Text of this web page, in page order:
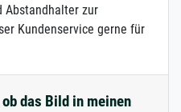
Abstandhalter zur
Kundenservice gerne für
das Bild in meinen